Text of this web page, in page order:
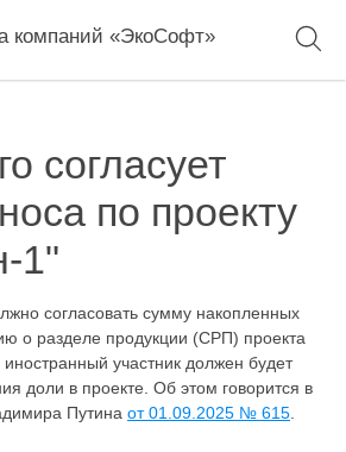
компаний «ЭкоСофт»
согласует
по проекту
1"
согласовать сумму накопленных
о разделе продукции (СРП) проекта
участник должен будет
доли в проекте. Об этом говорится в
Путина от 01.09.2025 № 615